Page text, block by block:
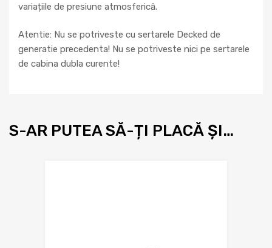
variațiile de presiune atmosferică.
Atentie: Nu se potriveste cu sertarele Decked de
generatie precedenta! Nu se potriveste nici pe sertarele
de cabina dubla curente!
S-AR PUTEA SĂ-ȚI PLACĂ ȘI…